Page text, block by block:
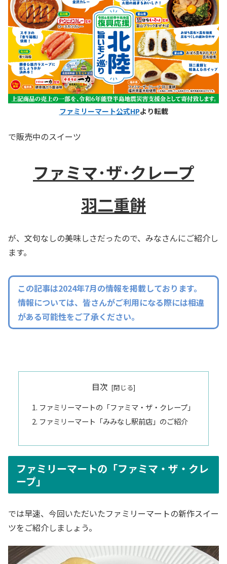
ファミリーマート公式HPより転載
で販売中のスイーツ
ファミマ･ザ･クレープ
羽二重餅
が、文句なしの美味しさだったので、みなさんにご紹介し
ます。
この記事は2024年7月の情報を掲載しております。
情報については、皆さんがご利用になる際には相違
がある可能性をご了承ください。
目次
ファミリーマートの「ファミマ・ザ・クレープ」
ファミリーマート「みみなし駅前店」のご紹介
ファミリーマートの「ファミマ・ザ・クレ
ープ」
では早速、今回いただいたファミリーマートの新作スイー
ツをご紹介しましょう。